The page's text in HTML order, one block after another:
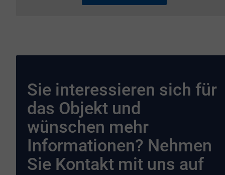
Sie interessieren sich für
das Objekt und
wünschen mehr
Informationen? Nehmen
Sie Kontakt mit uns auf